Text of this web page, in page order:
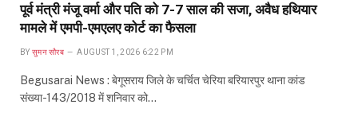
पूर्व मंत्री मंजू वर्मा और पति को 7-7 साल की सजा, अवैध हथियार
मामले में एमपी-एमएलए कोर्ट का फैसला
BY सुमन सौरब AUGUST 1, 2026 6:22 PM
Begusarai News : बेगूसराय जिले के चर्चित चेरिया बरियारपुर थाना कांड
संख्या-143/2018 में शनिवार को…